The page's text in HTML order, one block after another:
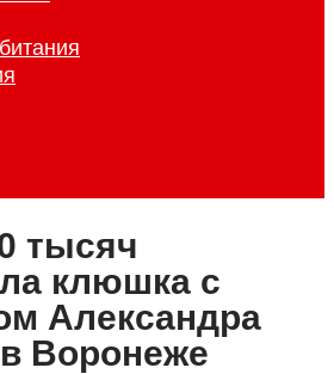
тысяч
клюшка с
Александра
Воронеже